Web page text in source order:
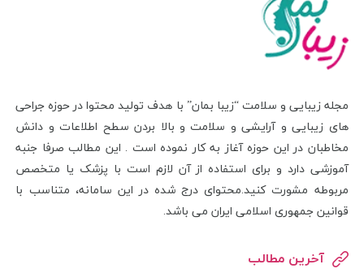
مجله زیبایی و سلامت “زیبا بمان” با هدف تولید محتوا در حوزه جراحی
های زیبایی و آرایشی و سلامت و بالا بردن سطح اطلاعات و دانش
مخاطبان در این حوزه آغاز به کار نموده است . این مطالب صرفا جنبه
آموزشی دارد و برای استفاده از آن لازم است با پزشک یا متخصص
مربوطه مشورت کنید.محتوای درج شده در این سامانه، متناسب با
قوانین جمهوری اسلامی ایران می باشد.
آخرین مطالب